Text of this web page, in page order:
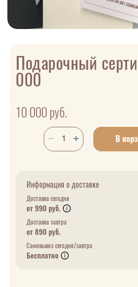
Подарочный
000
10 000 руб.
В
Информация о доставке
Доставка сегодня
от 990 руб.
Доставка завтра
от 890 руб.
Самовывоз сегодня/завтра
Бесплатно